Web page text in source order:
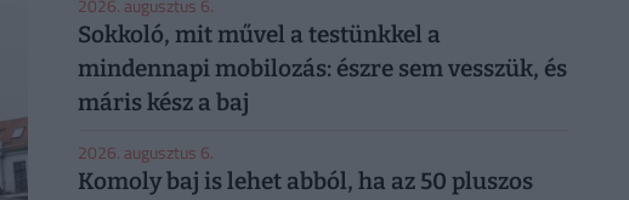
2026. augusztus 6.
Sokkoló, mit művel a testünkkel a
mindennapi mobilozás: észre sem vesszük, és
máris kész a baj
2026. augusztus 6.
Komoly baj is lehet abból, ha az 50 pluszos